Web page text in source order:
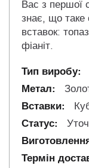
Вас з першої
знає, що таке
вставок:
фіаніт.